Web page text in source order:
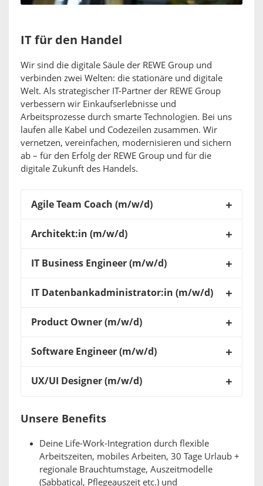
IT für den Handel
Wir sind die digitale Säule der REWE Group und
verbinden zwei Welten: die stationäre und digitale
Welt. Als strategischer IT-Partner der REWE Group
verbessern wir Einkaufserlebnisse und
Arbeitsprozesse durch smarte Technologien. Bei uns
laufen alle Kabel und Codezeilen zusammen. Wir
vernetzen, vereinfachen, modernisieren und sichern
ab – für den Erfolg der REWE Group und für die
digitale Zukunft des Handels.
Agile Team Coach (m/w/d)
Architekt:in (m/w/d)
IT Business Engineer (m/w/d)
IT Datenbankadministrator:in (m/w/d)
Product Owner (m/w/d)
Software Engineer (m/w/d)
UX/UI Designer (m/w/d)
Unsere Benefits
Deine Life-Work-Integration durch flexible
Arbeitszeiten, mobiles Arbeiten, 30 Tage Urlaub +
regionale Brauchtumstage, Auszeitmodelle
(Sabbatical, Pflegeauszeit etc.) und